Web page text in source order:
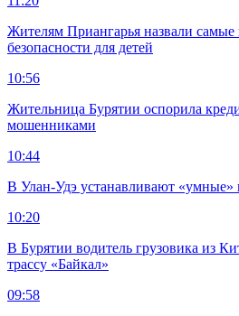
Жителям Приангарья назвали
безопасности для детей
10:56
Жительница Бурятии оспорила
мошенниками
10:44
В Улан-Удэ устанавливают «умные»
10:20
В Бурятии водитель грузовика из
трассу «Байкал»
09:58